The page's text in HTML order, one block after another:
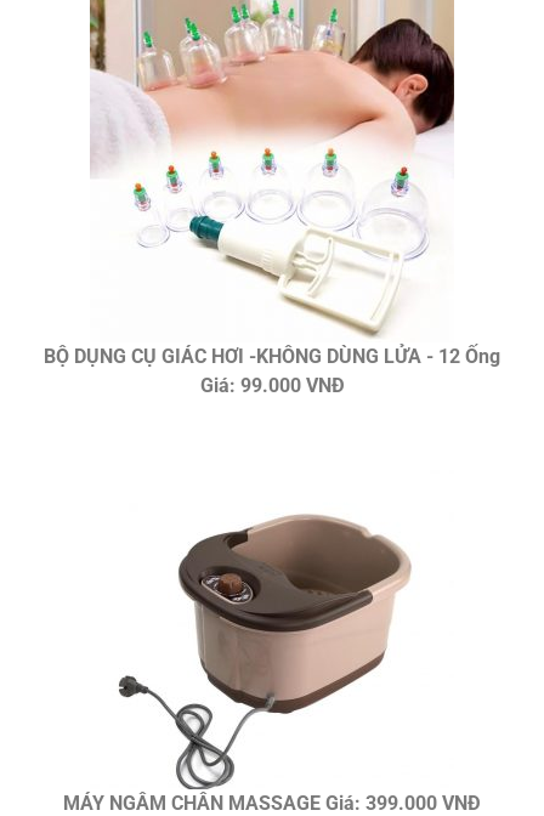
BỘ DỤNG CỤ GIÁC HƠI -KHÔNG DÙNG LỬA - 12 Ống
Giá: 99.000 VNĐ
MÁY NGÂM CHÂN MASSAGE Giá: 399.000 VNĐ